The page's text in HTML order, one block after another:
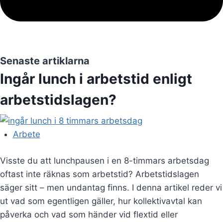
Senaste artiklarna
Ingår lunch i arbetstid enligt
arbetstidslagen?
Arbete
Visste du att lunchpausen i en 8-timmars arbetsdag
oftast inte räknas som arbetstid? Arbetstidslagen
säger sitt – men undantag finns. I denna artikel reder vi
ut vad som egentligen gäller, hur kollektivavtal kan
påverka och vad som händer vid flextid eller